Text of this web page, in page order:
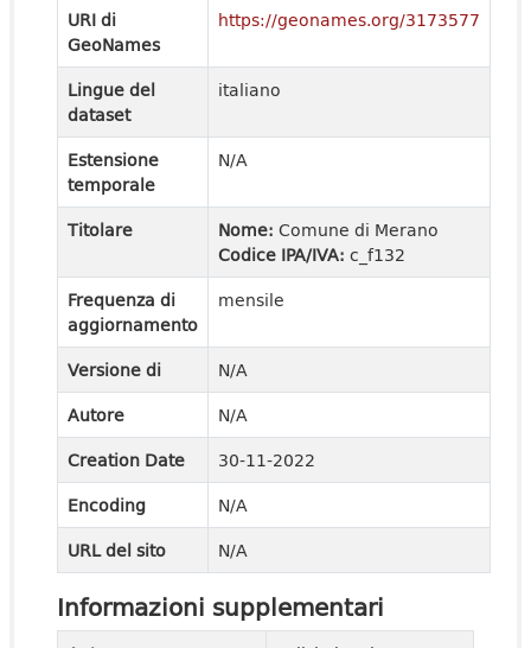
URI di
GeoNames
https://geonames.org/3173577
Lingue del
dataset
italiano
Estensione
temporale
N/A
Titolare Nome: Comune di Merano
Codice IPA/IVA: c_f132
Frequenza di
aggiornamento
mensile
Versione di
N/A
Autore
N/A
Creation Date
30-11-2022
Encoding
N/A
URL del sito
N/A
Informazioni supplementari